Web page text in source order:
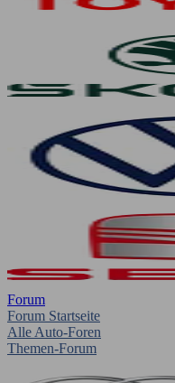
Forum
Forum Startseite
Alle Auto-Foren
Themen-Forum